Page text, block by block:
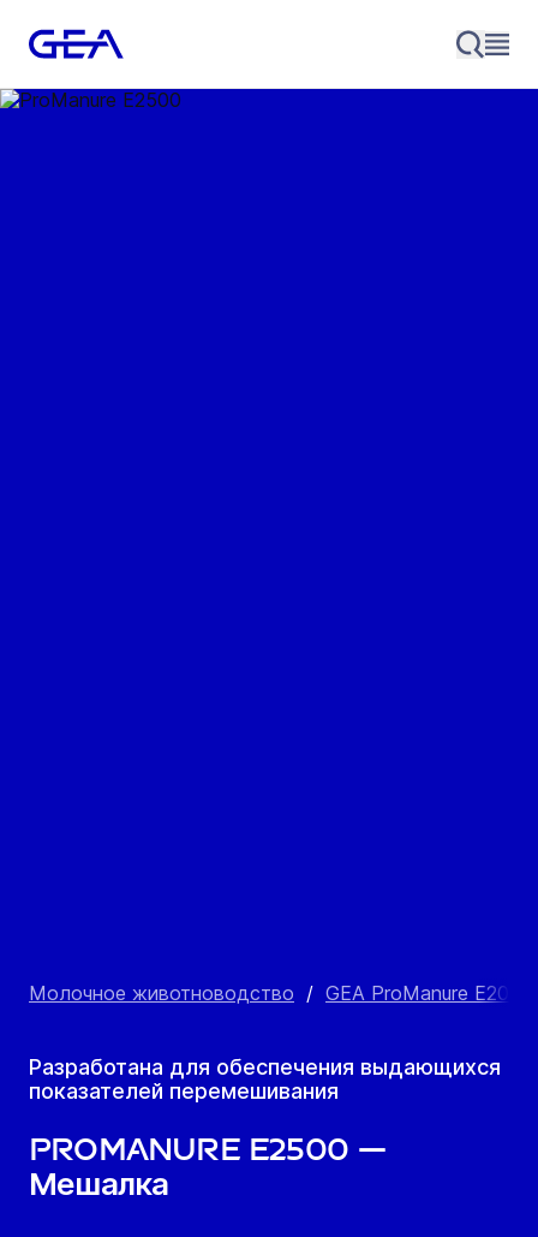
Молочное животноводство / GEA ProManure E2000
Разработана для обеспечения выдающихся
показателей перемешивания
ProManure E2500 —
Мешалка